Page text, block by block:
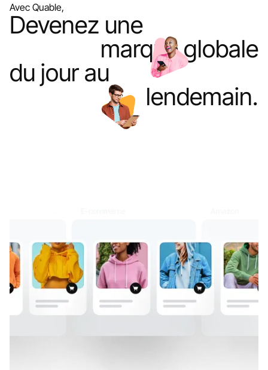
Avec Quable,
Devenez une
marque globale
du jour au
lendemain.